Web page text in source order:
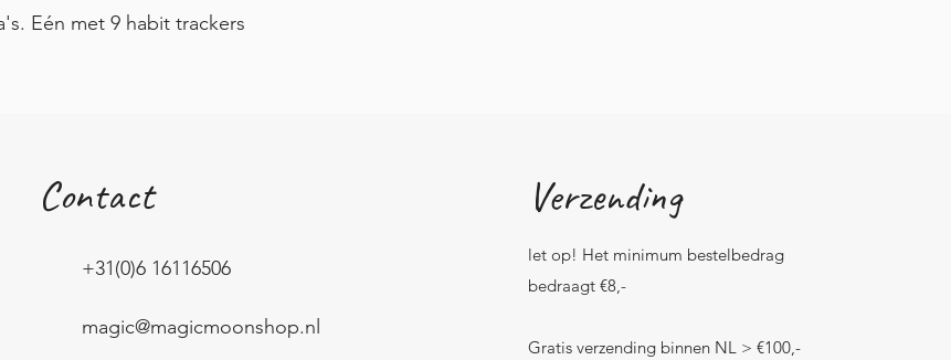
Eén met 9 habit trackers
Contact
+31(0)6 16116506
magic@magicmoonshop.nl
Verzending
let op! Het minimum bestelbedrag
bedraagt €8,-
Gratis verzending binnen NL > €100,-